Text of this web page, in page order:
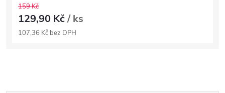
159 Kč
129,90 Kč/ ks
107,36 Kč bez DPH